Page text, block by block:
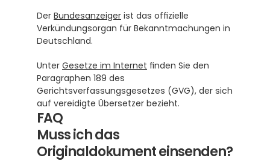
Der Bundesanzeiger ist das offizielle
Verkündungsorgan für Bekanntmachungen in
Deutschland.
Unter Gesetze im Internet finden Sie den
Paragraphen 189 des
Gerichtsverfassungsgesetzes (GVG), der sich
auf vereidigte Übersetzer bezieht.
FAQ
Muss ich das
Originaldokument einsenden?